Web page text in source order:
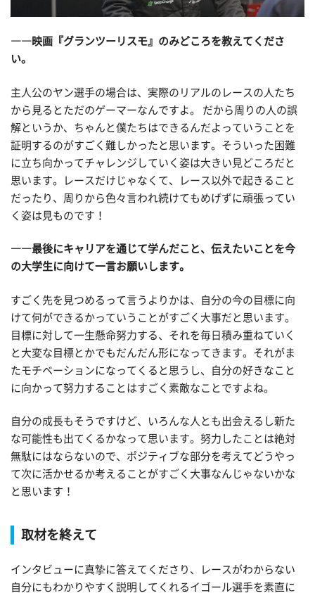
――映画『グランツーリスモ』のみどころを教えてくださ
い。
主人公のヤン選手の場合は、実際のリアルのレースの人たち
から見るとただのゲーマーなんですよ。 だから周りの人の誤
解というか、ちゃんと僕たちはできるんだよっていうことを
証明するのがすごく難しかったと思います。そういった困難
に立ち向かってチャレンジしていく姿は大きい見どころだと
思います。レースだけじゃなくて、レース以外で起きること
だったり、周りから色々言われ続けてもめげずに頑張ってい
く姿は見ものです！
――最後にキャリアを通じて学んだこと、伝えたいことを今
の大学生に向けて一言お願いします。
すごく先を見つめるって言うよりかは、自分の今の目標に向
けて何ができるかっていうことがすごく大事だと思います。
目標に対して一生懸命努力する、それを毎日積み重ねていく
と大変な目標とかでもだんだん形になってきます。それがま
たモチベーションになってくると思うし、自分の好きなこと
に向かって努力することはすごく素敵なことですよね。
自分の成長もそうですけど、いろんな人とも出会えるし新た
な可能性も出てくるかなって思います。努力したことは絶対
無駄にはならないので、ポジティブな部分を考えてどうやっ
て次に活かせるか考えることがすごく大事なんじゃないかな
と思います！
取材を終えて
インタビューに真摯に答えてくださり、レースがわからない
自分にもわかりやすく説明してくれるイゴール選手を素直に